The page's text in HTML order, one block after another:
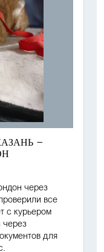
—
через
все
с курьером
для